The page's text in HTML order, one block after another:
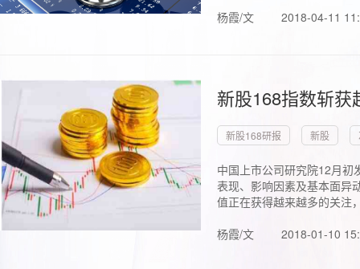
杨霞/文 2018-04-11
新股168指数斩
新股168研报 新股
中国上市公司研究院12月初
表现、影响因素及基本面异
值正在获得越来越多的关注
杨霞/文
2018-01-10